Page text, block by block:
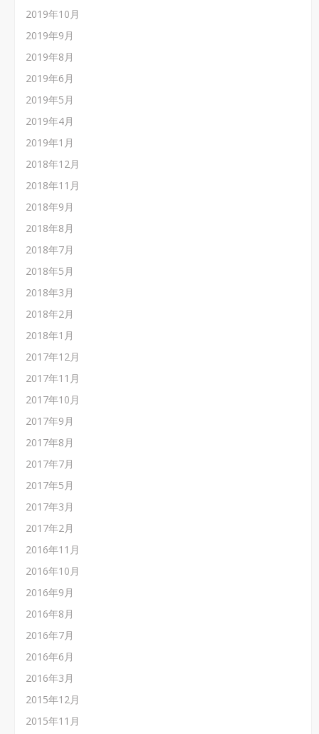
2019年10月
2019年9月
2019年8月
2019年6月
2019年5月
2019年4月
2019年1月
2018年12月
2018年11月
2018年9月
2018年8月
2018年7月
2018年5月
2018年3月
2018年2月
2018年1月
2017年12月
2017年11月
2017年10月
2017年9月
2017年8月
2017年7月
2017年5月
2017年3月
2017年2月
2016年11月
2016年10月
2016年9月
2016年8月
2016年7月
2016年6月
2016年3月
2015年12月
2015年11月